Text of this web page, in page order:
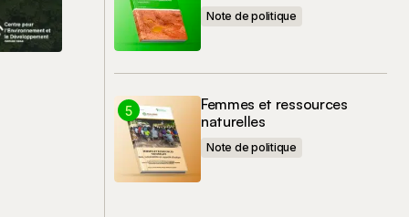
Note de politique
Femmes et ressources
naturelles
Note de politique